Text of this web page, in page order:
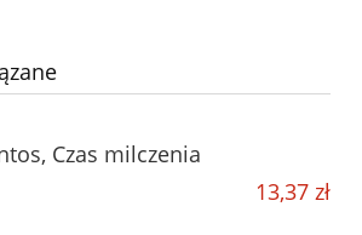
Czas milczenia
13,37 zł